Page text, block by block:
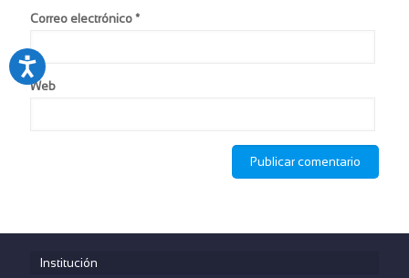
Correo electrónico *
Web
Institución